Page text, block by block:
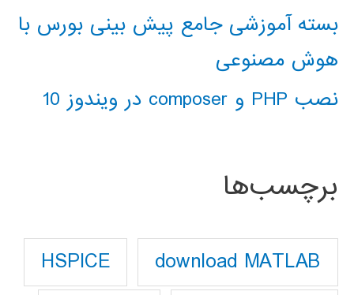
بسته آموزشی جامع پیش بینی بورس با
هوش مصنوعی
نصب PHP و composer در ویندوز 10
برچسب‌ها
download MATLAB
HSPICE